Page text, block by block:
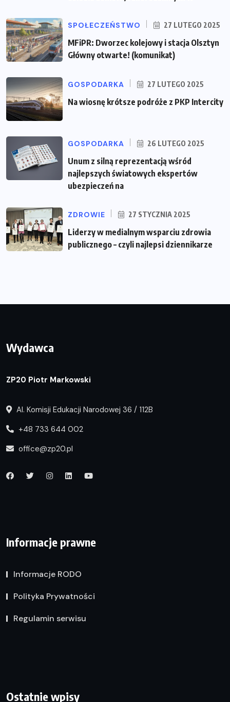
SPOŁECZEŃSTWO 27 LUTEGO 2025
MFiPR: Dworzec kolejowy i stacja Olsztyn
Główny otwarte! (komunikat)
GOSPODARKA 27 LUTEGO 2025
Na wiosnę krótsze podróże z PKP Intercity
GOSPODARKA 26 LUTEGO 2025
Unum z silną reprezentacją wśród
najlepszych światowych ekspertów
ubezpieczeń na
ZDROWIE 27 STYCZNIA 2025
Liderzy w medialnym wsparciu zdrowia
publicznego – czyli najlepsi dziennikarze
Wydawca
ZP20 Piotr Markowski
Al. Komisji Edukacji Narodowej 36 / 112B
+48 733 644 002
office@zp20.pl
Informacje prawne
Informacje RODO
Polityka Prywatności
Regulamin serwisu
Ostatnie wpisy